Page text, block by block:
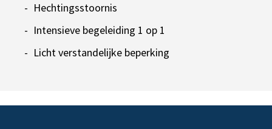
Hechtingsstoornis
Intensieve begeleiding 1 op 1
Licht verstandelijke beperking